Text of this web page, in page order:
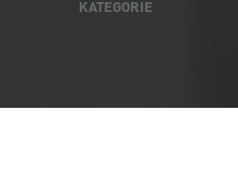
KATEGORIE